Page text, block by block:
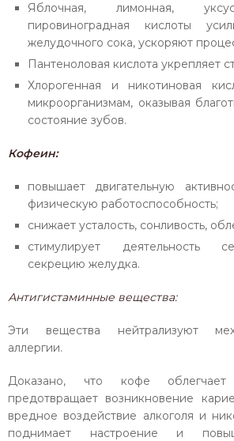
Яблочная, лимонная,
пировиноградная кислоты
желудочного сока, ускоряют
Пантеноловая кислота укрепляет
Хлорогенная и никотиновая
микроорганизмам, оказывая
состояние зубов.
Кофеин:
повышает двигательную
физическую работоспособность;
снижает усталость, сонливость,
стимулирует деятельность
секрецию желудка.
Антигистаминные вещества:
Эти вещества нейтрализуют
аллергии.
Доказано, что кофе
предотвращает возникновение
вредное воздействие алкоголя и
поднимает настроение и